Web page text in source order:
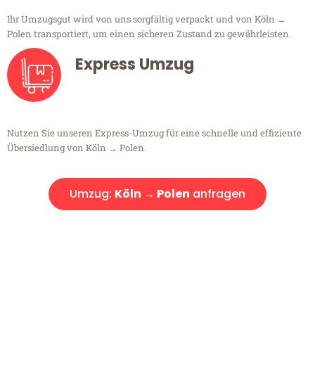
Ihr Umzugsgut wird von uns sorgfältig verpackt und von Köln →
Polen transportiert, um einen sicheren Zustand zu gewährleisten.
Express Umzug
Nutzen Sie unseren Express-Umzug für eine schnelle und effiziente
Übersiedlung von Köln → Polen.
Umzug: Köln → Polen anfragen